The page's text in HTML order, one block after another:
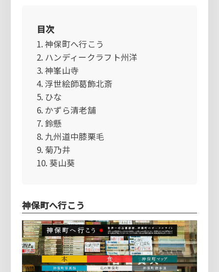
目次
神保町へ行こう
ハンディークラフト州洋
神峯山寺
浮世絵師葛飾北斎
ひな
かずら清老舗
鈴懸
九州道中膝栗毛
菊乃井
葵山葵
神保町へ行こう